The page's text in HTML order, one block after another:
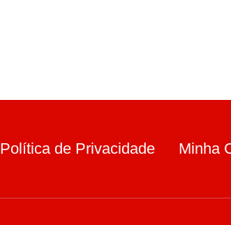
Política de Privacidade Minha